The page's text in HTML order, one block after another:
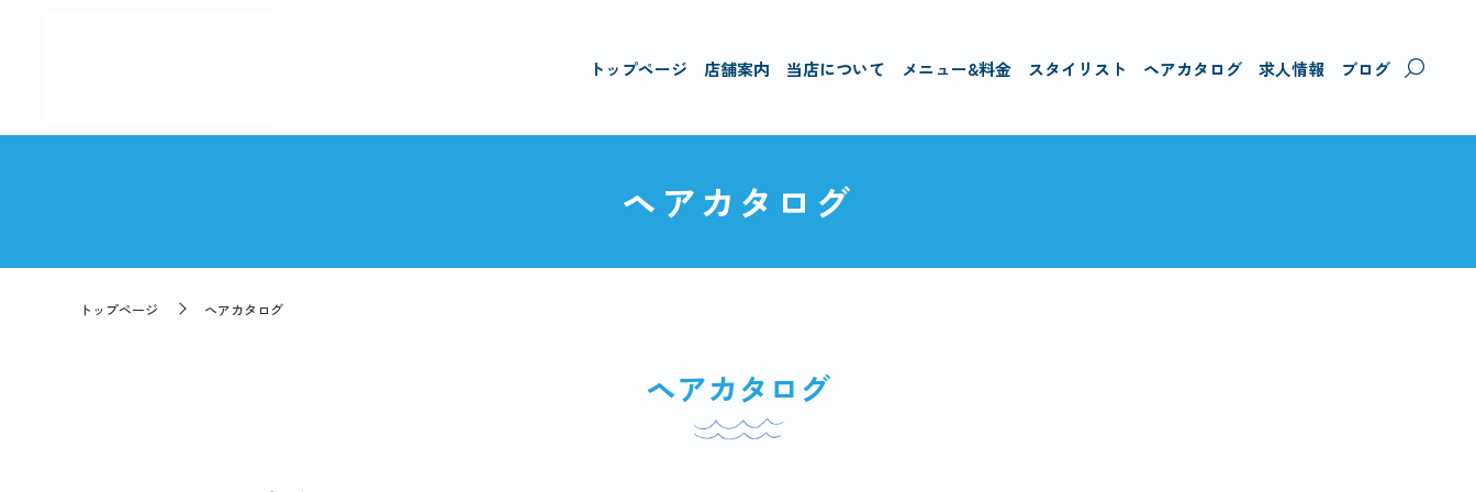
トップページ 店舗案内 当店について メニュー&料金 スタイリスト ヘアカタログ 求人情報 ブログ
ヘアカタログ
トップページ ヘアカタログ
ヘアカタログ